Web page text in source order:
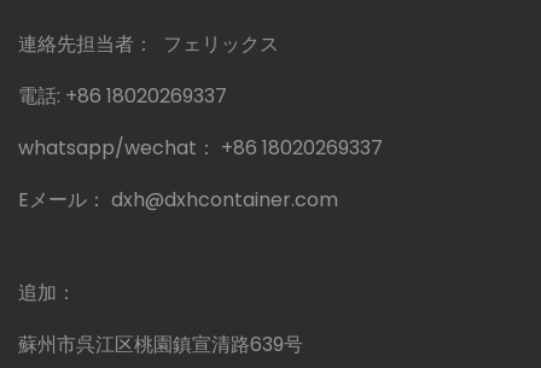
連絡先担当者： フェリックス
電話: +86 18020269337
whatsapp/wechat： +86 18020269337
Eメール： dxh@dxhcontainer.com
追加：
蘇州市呉江区桃園鎮宣清路639号